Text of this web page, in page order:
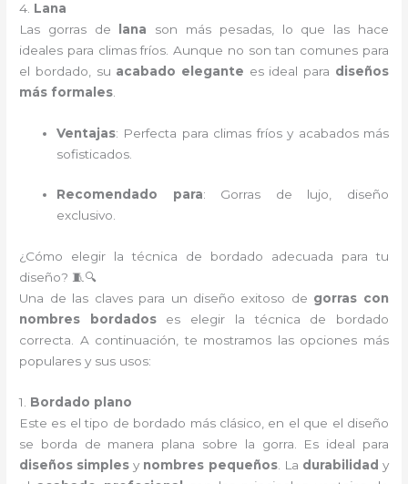
4. Lana
Las gorras de
lana son más pesadas, lo que las hace
ideales para climas fríos. Aunque no son tan comunes para
el bordado, su acabado elegante es ideal para diseños
más formales
Ventajas: Perfecta para climas fríos y acabados más
sofisticados.
Recomendado para: Gorras de lujo, diseño
exclusivo.
¿Cómo elegir la técnica de bordado adecuada para tu
diseño? 🧵🔍
Una de las claves para un diseño exitoso de gorras con
nombres bordadoses elegir la técnica de bordado
correcta. A continuación, te mostramos las opciones más
populares y sus usos:
1. Bordado plano
Este es el tipo de bordado más clásico, en el que el diseño
se borda de manera plana sobre la gorra. Es ideal para
diseños simples y nombres pequeños. La durabilidad y